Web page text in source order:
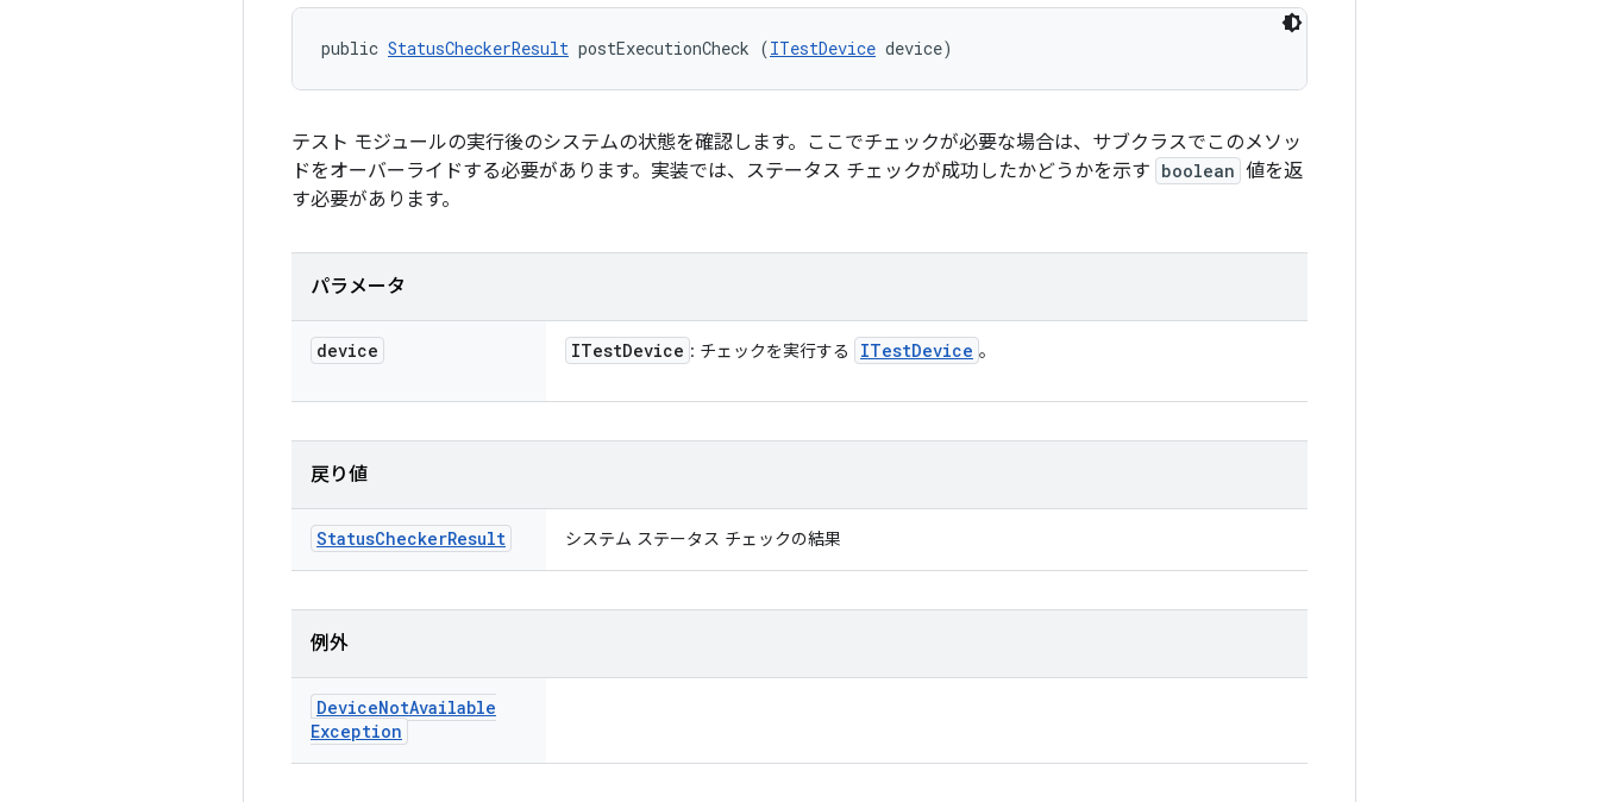
public StatusCheckerResult postExecutionCheck (ITestDevice device)
テスト モジュールの実行後のシステムの状態を確認します。ここでチェックが必要な場合は、サブクラスでこのメソッ
ドをオーバーライドする必要があります。実装では、ステータス チェックが成功したかどうかを示す boolean 値を返
す必要があります。
パラメータ
device ITestDevice : チェックを実行する ITestDevice 。
戻り値
StatusCheckerResult システム ステータス チェックの結果
例外
DeviceNotAvailable
Exception